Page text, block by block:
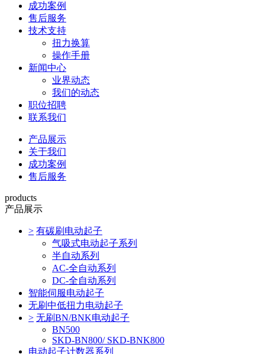
成功案例
售后服务
技术支持
扭力换算
操作手册
新闻中心
业界动态
我们的动态
职位招聘
联系我们
产品展示
关于我们
成功案例
售后服务
products
产品展示
> 有碳刷电动起子
气吸式电动起子系列
半自动系列
AC-全自动系列
DC-全自动系列
智能伺服电动起子
无刷中低扭力电动起子
> 无刷BN/BNK电动起子
BN500
SKD-BN800/ SKD-BNK800
电动起子计数器系列